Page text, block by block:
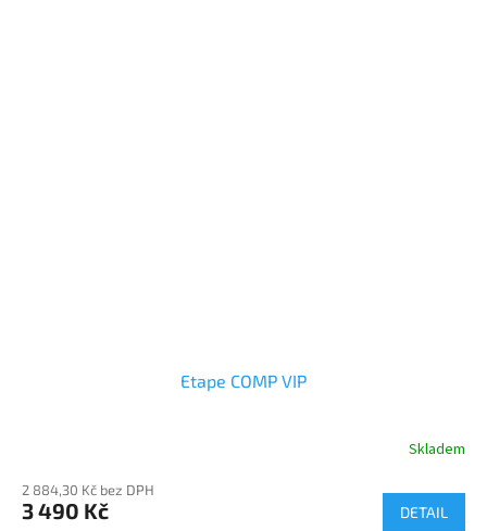
Etape COMP VIP
Skladem
2 884,30 Kč bez DPH
3 490 Kč DETAIL